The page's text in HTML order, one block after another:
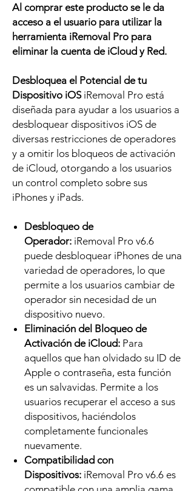
Al comprar este producto se le da
acceso a el usuario para utilizar la
herramienta iRemoval Pro para
eliminar la cuenta de iCloud y Red.
Desbloquea el Potencial de tu
Dispositivo iOSiRemoval Pro está
diseñada para ayudar a los usuarios a
desbloquear dispositivos iOS de
diversas restricciones de operadores
y a omitir los bloqueos de activación
de iCloud, otorgando a los usuarios
un control completo sobre sus
iPhones y iPads.
Desbloqueo de
Operador: iRemoval Pro v6.6
puede desbloquear iPhones de una
variedad de operadores, lo que
permite a los usuarios cambiar de
operador sin necesidad de un
dispositivo nuevo.
Eliminación del Bloqueo de
Activación de iCloud: Para
aquellos que han olvidado su ID de
Apple o contraseña, esta función
es un salvavidas. Permite a los
usuarios recuperar el acceso a sus
dispositivos, haciéndolos
completamente funcionales
nuevamente.
Compatibilidad con
Dispositivos: iRemoval Pro v6.6 es